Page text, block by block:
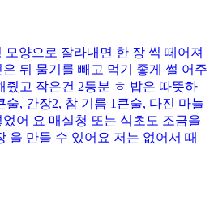
모양으로 잘라내면 한 장 씩 떼어져
뒤 물기를 빼고 먹기 좋게 썰 어주
줬고 작은건 2등분 ㅎ 밥은 따뜻하
, 간장2, 참 기름 1큰술, 다진 마늘
어 요 매실청 또는 식초도 조금을
을 만들 수 있어요 저는 없어서 때